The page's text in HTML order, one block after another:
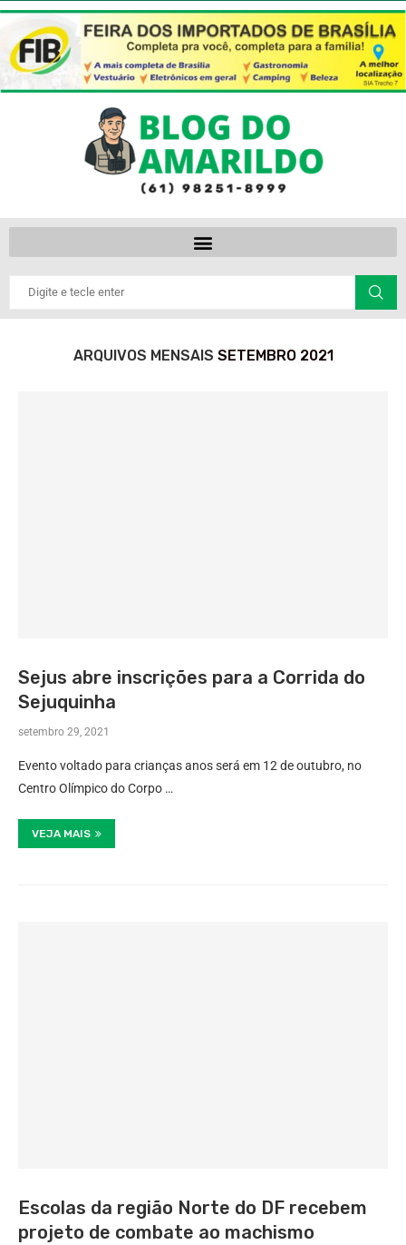
ARQUIVOS MENSAIS SETEMBRO 2021
Sejus abre inscrições para a Corrida do
Sejuquinha
setembro 29, 2021
Evento voltado para crianças anos será em 12 de outubro, no
Centro Olímpico do Corpo …
VEJA MAIS
Escolas da região Norte do DF recebem
projeto de combate ao machismo